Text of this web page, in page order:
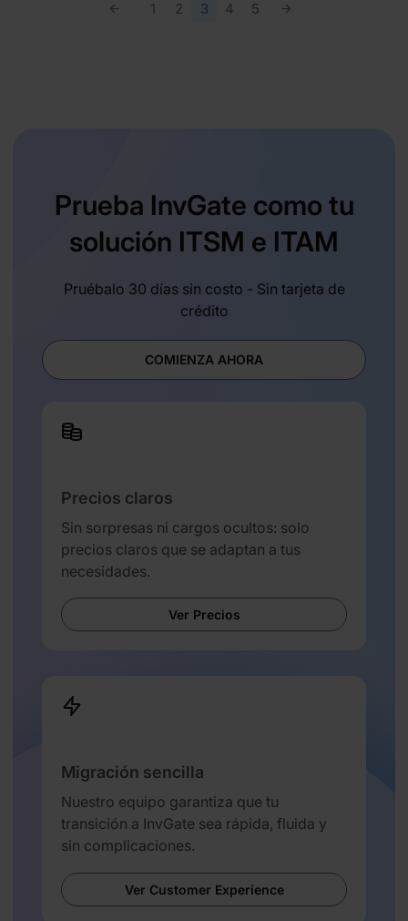
1 2 3 4 5
Prueba InvGate como tu
solución ITSM e ITAM
Pruébalo 30 días sin costo - Sin tarjeta de
crédito
COMIENZA AHORA
Precios claros
Sin sorpresas ni cargos ocultos: solo
precios claros que se adaptan a tus
necesidades.
Ver Precios
Migración sencilla
Nuestro equipo garantiza que tu
transición a InvGate sea rápida, fluida y
sin complicaciones.
Ver Customer Experience